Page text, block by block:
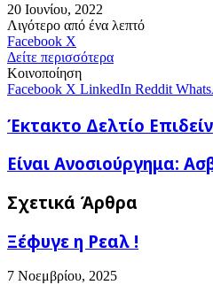
20 Ιουνίου, 2022
Λιγότερο από ένα λεπτό
Facebook X
μέσω
E-
mail
Δείτε περισσότερα
Κοινοποίηση
Facebook X LinkedIn Reddit
Έκτακτο
Δελτίο
του
Τι
αναμενεται
για
τη
Έκτακτο Δελτίο
Είναι
Ανοσιούργημα:
το
Πολυβολείο.
Να
γιατί...
Είναι Ανοσιούργημα:
Σχετικά Άρθρα
Ξέφυγε η Ρεαλ !
7 Νοεμβρίου, 2025